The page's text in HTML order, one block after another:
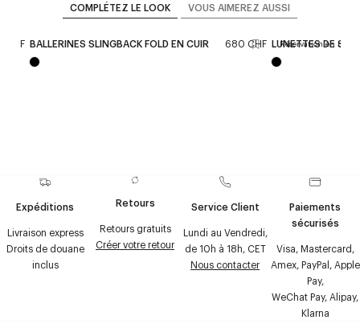
COMPLÉTEZ LE LOOK VOUS AIMEREZ AUSSI
CHF BALLERINES SLINGBACK FOLD EN CUIR 680 CHF Réservation en
LUNETTES DE
Expéditions
Livraison express
Droits de douane
inclus
Retours
Retours gratuits
Créer votre retour
Service Client
Lundi au Vendredi,
de 10h à 18h, CET
Nous contacter
Paiements
sécurisés
Visa, Mastercard,
Amex, PayPal, Apple
Pay,
WeChat Pay, Alipay,
Klarna